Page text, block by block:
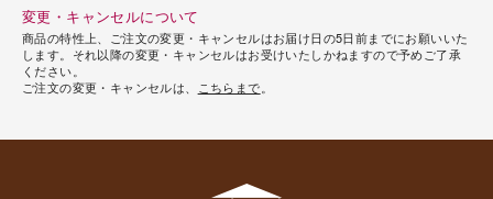
変更・キャンセルについて
商品の特性上、ご注文の変更・キャンセルはお届け日の5日前までにお願いいた
します。それ以降の変更・キャンセルはお受けいたしかねますので予めご了承
ください。
ご注文の変更・キャンセルは、
こちらまで